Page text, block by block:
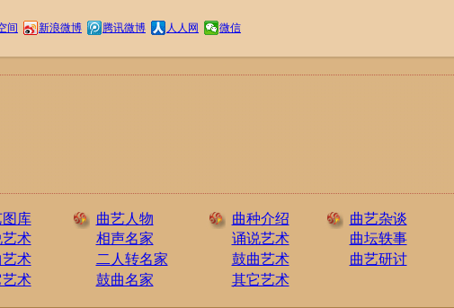
间 新浪微博 腾讯微博 人人网 微信
图库
术
术
术
曲艺人物
相声名家
二人转名家
鼓曲名家
曲种介绍
诵说艺术
鼓曲艺术
其它艺术
曲艺杂谈
曲坛轶事
曲艺研讨